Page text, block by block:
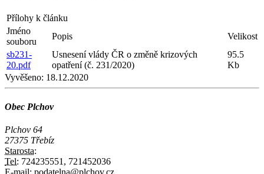
Přílohy k článku
Jméno
souboru
Popis
Velikost
sb231-
20.pdf
Usnesení vlády ČR o změně krizových
opatření (č. 231/2020)
95.5
Kb
Vyvěšeno: 18.12.2020
Obec Plchov
Plchov 64
27375 Třebíz
Starosta:
Tel: 724235551, 721452036
E-mail: podatelna@plchov.cz